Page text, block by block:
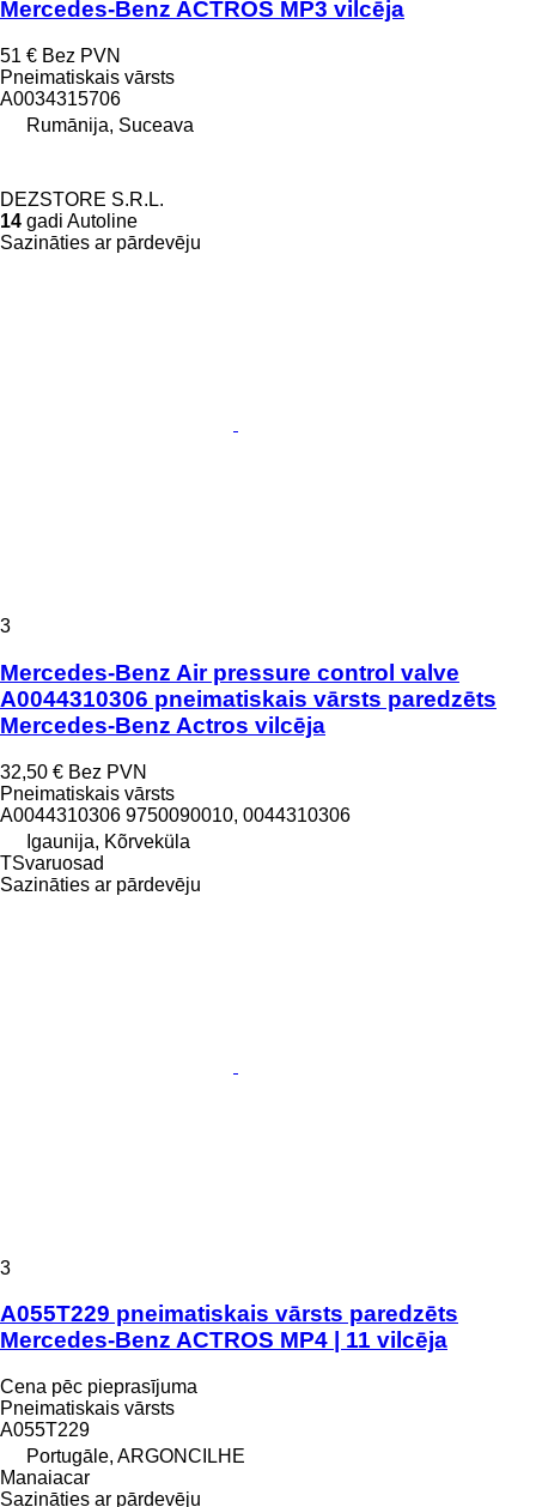
Mercedes-Benz ACTROS MP3 vilcēja
51 € Bez PVN
Pneimatiskais vārsts
A0034315706
Rumānija, Suceava
DEZSTORE S.R.L.
14 gadi Autoline
Sazināties ar pārdevēju
3
Mercedes-Benz Air pressure control valve
A0044310306 pneimatiskais vārsts paredzēts
Mercedes-Benz Actros vilcēja
32,50 € Bez PVN
Pneimatiskais vārsts
A0044310306 9750090010, 0044310306
Igaunija, Kõrveküla
TSvaruosad
Sazināties ar pārdevēju
3
A055T229 pneimatiskais vārsts paredzēts
Mercedes-Benz ACTROS MP4 | 11 vilcēja
Cena pēc pieprasījuma
Pneimatiskais vārsts
A055T229
Portugāle, ARGONCILHE
Manaiacar
Sazināties ar pārdevēju